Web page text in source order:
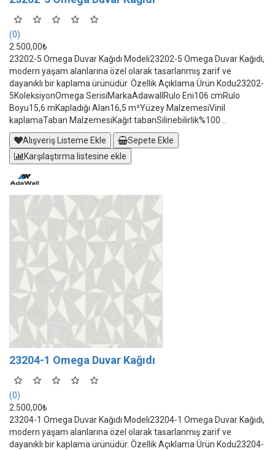
(0)
2.500,00₺
23202-5 Omega Duvar Kağıdı Modeli23202-5 Omega Duvar Kağıdı,
modern yaşam alanlarına özel olarak tasarlanmış zarif ve
dayanıklı bir kaplama ürünüdür. Özellik Açıklama Ürün Kodu23202-
5KoleksiyonOmega SerisiMarkaAdawallRulo Eni106 cmRulo
Boyu15,6 mKapladığı Alan16,5 m²Yüzey MalzemesiVinil
kaplamaTaban MalzemesiKağıt tabanSilinebilirlik%100 ..
Alışveriş Listeme Ekle
Sepete Ekle
Karşılaştırma listesine ekle
23204-1 Omega Duvar Kağıdı
(0)
2.500,00₺
23204-1 Omega Duvar Kağıdı Modeli23204-1 Omega Duvar Kağıdı,
modern yaşam alanlarına özel olarak tasarlanmış zarif ve
dayanıklı bir kaplama ürünüdür. Özellik Açıklama Ürün Kodu23204-